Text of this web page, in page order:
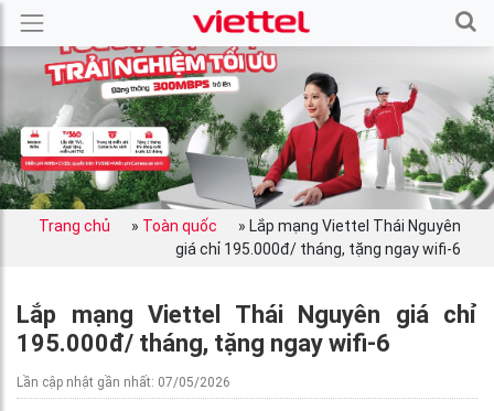
Trang chủ » Toàn quốc » Lắp mạng Viettel Thái Nguyên
giá chỉ 195.000đ/ tháng, tặng ngay wifi-6
Lắp mạng Viettel Thái Nguyên giá chỉ
195.000đ/ tháng, tặng ngay wifi-6
Lần cập nhật gần nhất: 07/05/2026